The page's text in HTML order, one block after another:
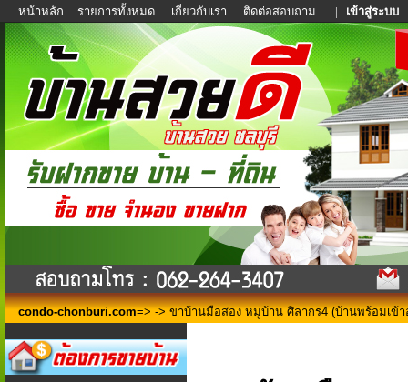
หน้าหลัก รายการทั้งหมด เกี่ยวกับเรา ติดต่อสอบถาม | เข้าสู่ระบบ
condo-chonburi.com=> -> ขาบ้านมือสอง หมู่บ้าน ศิลากร4​ (บ้านพร้อมเข้า